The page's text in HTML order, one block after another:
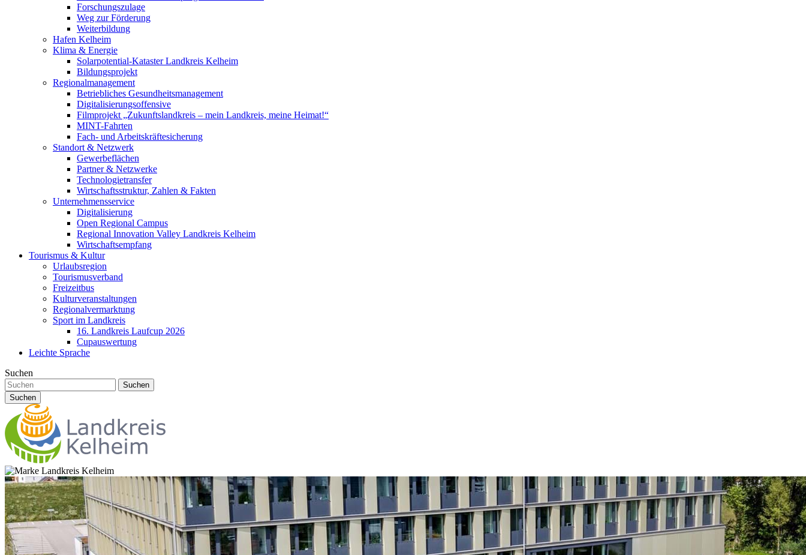
Forschungszulage
Weg zur Förderung
Weiterbildung
Hafen Kelheim
Klima & Energie
Solarpotential-Kataster Landkreis Kelheim
Bildungsprojekt
Regionalmanagement
Betriebliches Gesundheitsmanagement
Digitalisierungsoffensive
Filmprojekt „Zukunftslandkreis – mein Landkreis, meine Heimat!“
MINT-Fahrten
Fach- und Arbeitskräftesicherung
Standort & Netzwerk
Gewerbeflächen
Partner & Netzwerke
Technologietransfer
Wirtschaftsstruktur, Zahlen & Fakten
Unternehmensservice
Digitalisierung
Open Regional Campus
Regional Innovation Valley Landkreis Kelheim
Wirtschaftsempfang
Tourismus & Kultur
Urlaubsregion
Tourismusverband
Freizeitbus
Kulturveranstaltungen
Regionalvermarktung
Sport im Landkreis
16. Landkreis Laufcup 2026
Cupauswertung
Leichte Sprache
Suchen
Suchen
Suchen